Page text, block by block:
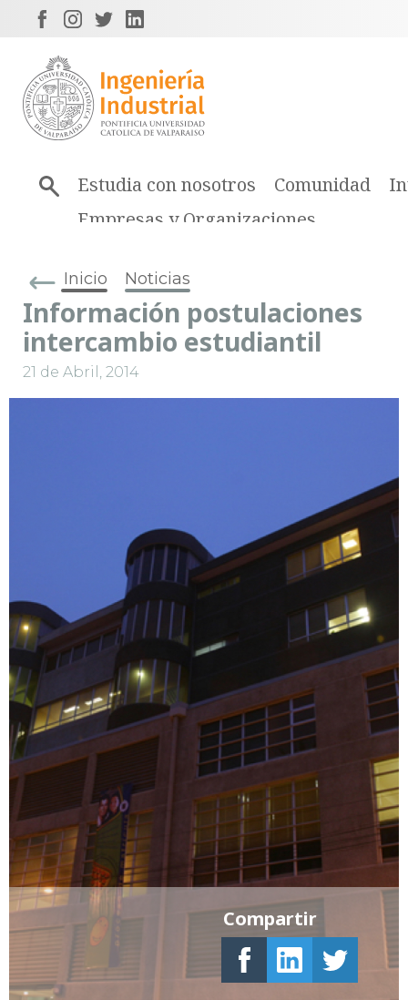
Estudia con nosotros Comunidad
Empresas y Organizaciones
Inicio Noticias
Información postulaciones
intercambio estudiantil
21 de Abril, 2014
Compartir